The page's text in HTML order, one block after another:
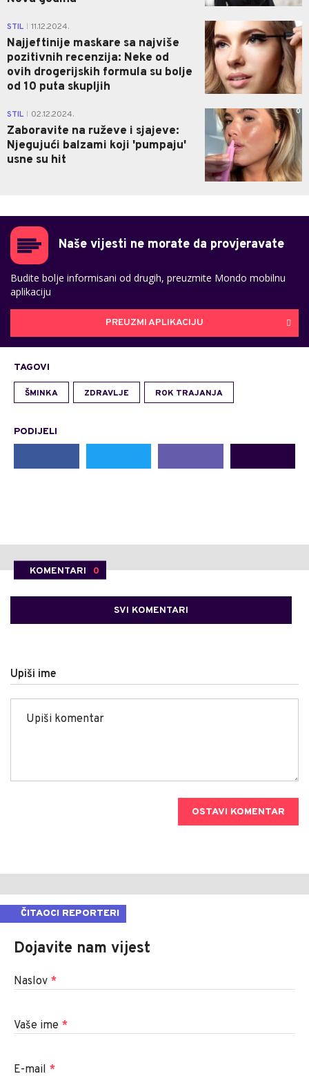
STIL 11.12.2024.
Najjeftinije maskare sa najviše
pozitivnih recenzija: Neke od
ovih drogerijskih formula su bolje
od 10 puta skupljih
0
STIL 02.12.2024.
Zaboravite na ruževe i sjajeve:
Njegujući balzami koji 'pumpaju'
usne su hit
0
Naše vijesti ne morate da provjeravate
Budite bolje informisani od drugih, preuzmite Mondo mobilnu
aplikaciju
PREUZMI APLIKACIJU
TAGOVI
ŠMINKA ZDRAVLJE ROK TRAJANJA
PODIJELI
KOMENTARI 0
SVI KOMENTARI
Upiši ime
OSTAVI KOMENTAR
ČITAOCI REPORTERI
Dojavite nam vijest
Naslov *
Vaše ime *
E-mail *